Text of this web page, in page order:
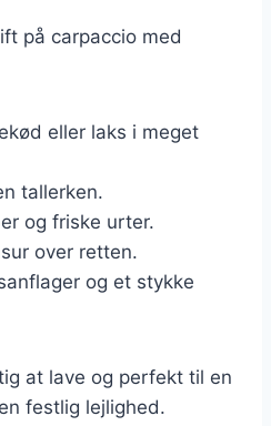
på carpaccio med
eller laks i meget
tallerken.
og friske urter.
over retten.
og et stykke
at lave og perfekt til en
festlig lejlighed.